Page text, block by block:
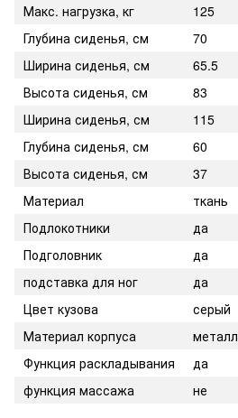
Макс. нагрузка, кг
125
Глубина сиденья, см
70
Ширина сиденья, см
65.5
Высота сиденья, см
83
Ширина сиденья, см
115
Глубина сиденья, см
60
Высота сиденья, см
37
Материал
ткань
Подлокотники
да
Подголовник
да
подставка для ног
да
Цвет кузова
серый
Материал корпуса
металл
Функция раскладывания
да
функция массажа
не